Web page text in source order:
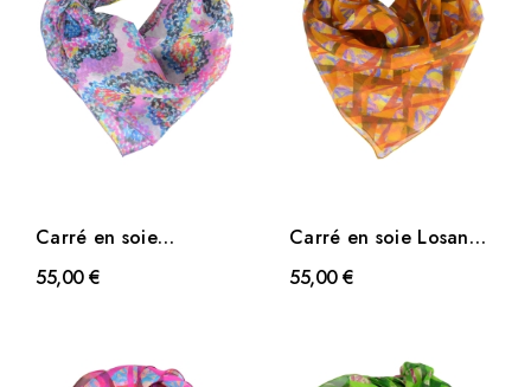
Carré en soie
Coquillage rose-bleu
55,00 €
Carré en soie Losange
orange
55,00 €